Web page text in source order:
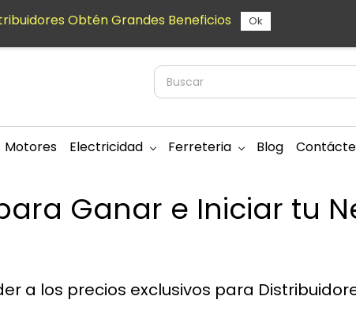
Motores Electricidad Ferreteria Blog
Ganar e Iniciar tu
a los precios exclusivos para
Obtén Grandes Beneficios Ok